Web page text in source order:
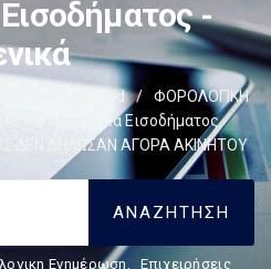
-
/
ΦΟΡΟΛΟΓΙΚΗ
Φορολογία Εισοδήματος -
ΔΕΝ ΔΗΛΩΣΑΝ ΑΓΟΡΑ ΑΚΙΝΗΤΟΥ
Ενημέρωση, Επιχειρήσεις